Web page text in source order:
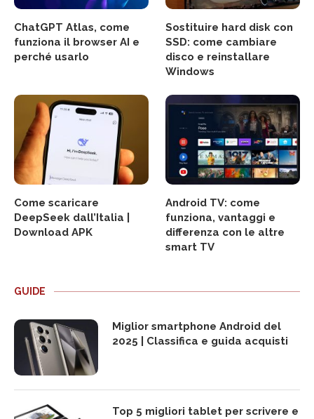
ChatGPT Atlas, come
funziona il browser AI e
perché usarlo
Sostituire hard disk con
SSD: come cambiare
disco e reinstallare
Windows
Come scaricare
DeepSeek dall’Italia |
Download APK
Android TV: come
funziona, vantaggi e
differenza con le altre
smart TV
GUIDE
Miglior smartphone Android del
2025 | Classifica e guida acquisti
Top 5 migliori tablet per scrivere e